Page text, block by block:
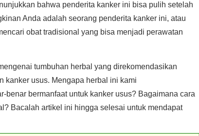
bahwa penderita kanker ini bisa pulih setelah
Anda adalah seorang penderita kanker ini, atau
obat tradisional yang bisa menjadi perawatan
tumbuhan herbal yang direkomendasikan
kanker usus. Mengapa herbal ini kami
benar bermanfaat untuk kanker usus? Bagaimana cara
Bacalah artikel ini hingga selesai untuk mendapat